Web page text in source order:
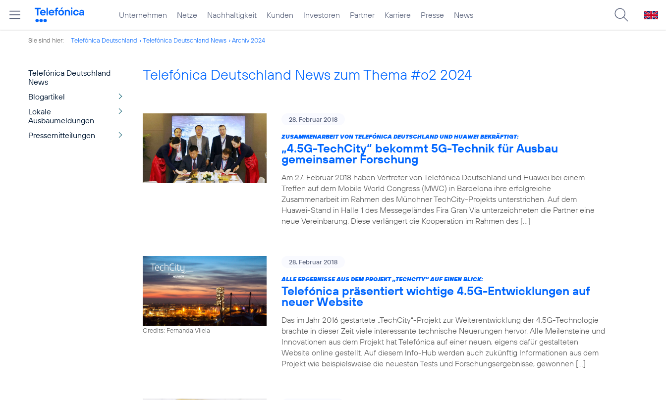
Unternehmen Netze Nachhaltigkeit Kunden Investoren Partner Karriere Presse News
Sie sind hier: Telefónica Deutschland Telefónica Deutschland News Archiv 2024
Telefónica Deutschland
News
Blogartikel
Lokale
Ausbaumeldungen
Pressemitteilungen
Telefónica Deutschland News zum Thema #o2 2024
28. Februar 2018
ZUSAMMENARBEIT VON TELEFÓNICA DEUTSCHLAND UND HUAWEI BEKRÄFTIGT:
„4.5G-TechCity“ bekommt 5G-Technik für Ausbau
gemeinsamer Forschung
Am 27. Februar 2018 haben Vertreter von Telefónica Deutschland und Huawei bei einem
Treffen auf dem Mobile World Congress (MWC) in Barcelona ihre erfolgreiche
Zusammenarbeit im Rahmen des Münchner TechCity-Projekts unterstrichen. Auf dem
Huawei-Stand in Halle 1 des Messegeländes Fira Gran Via unterzeichneten die Partner eine
neue Vereinbarung. Diese verlängert die Kooperation im Rahmen des […]
Credits: Fernanda Vilela
28. Februar 2018
ALLE ERGEBNISSE AUS DEM PROJEKT „TECHCITY“ AUF EINEN BLICK:
Telefónica präsentiert wichtige 4.5G-Entwicklungen auf
neuer Website
Das im Jahr 2016 gestartete „TechCity“-Projekt zur Weiterentwicklung der 4.5G-Technologie
brachte in dieser Zeit viele interessante technische Neuerungen hervor. Alle Meilensteine und
Innovationen aus dem Projekt hat Telefónica auf einer neuen, eigens dafür gestalteten
Website online gestellt. Auf diesem Info-Hub werden auch zukünftig Informationen aus dem
Projekt wie beispielsweise die neuesten Tests und Forschungsergebnisse, gewonnen […]